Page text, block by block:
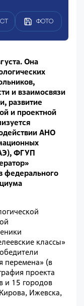
ФОТО
Она
и взаимосвязи
развитие
и проектной
АНО
ФГУП
федерального
классы»
перемена» (в
проекта
и 15 городов
Ижевска,